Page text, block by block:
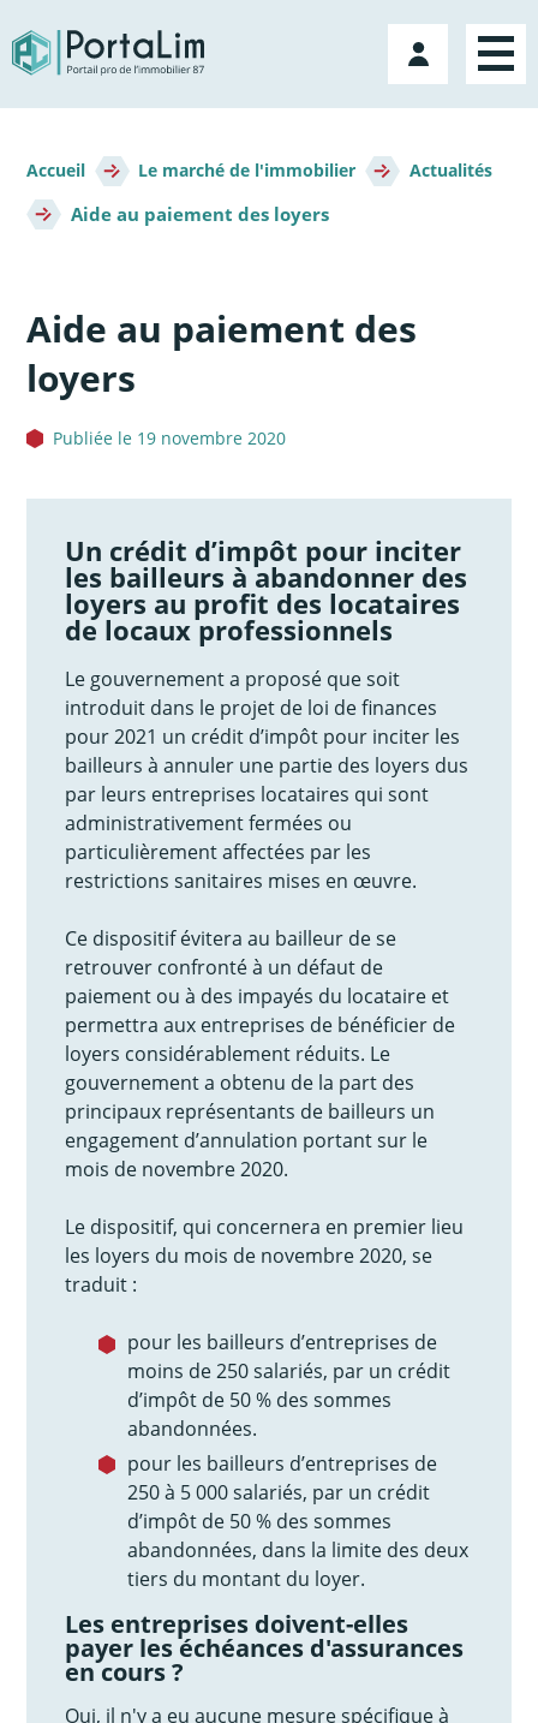
directement
au
contenu
Mon
compte
d'Ariane
Accueil Le marché de l'immobilier Actualités
Aide au paiement des loyers
Aide au paiement des
loyers
Publiée le 19 novembre 2020
Un crédit d’impôt pour inciter
les bailleurs à abandonner des
loyers au profit des locataires
de locaux professionnels
Le gouvernement a proposé que soit
introduit dans le projet de loi de finances
pour 2021 un crédit d’impôt pour inciter les
bailleurs à annuler une partie des loyers dus
par leurs entreprises locataires qui sont
administrativement fermées ou
particulièrement affectées par les
restrictions sanitaires mises en œuvre.
Ce dispositif évitera au bailleur de se
retrouver confronté à un défaut de
paiement ou à des impayés du locataire et
permettra aux entreprises de bénéficier de
loyers considérablement réduits. Le
gouvernement a obtenu de la part des
principaux représentants de bailleurs un
engagement d’annulation portant sur le
mois de novembre 2020.
Le dispositif, qui concernera en premier lieu
les loyers du mois de novembre 2020, se
traduit :
pour les bailleurs d’entreprises de
moins de 250 salariés, par un crédit
d’impôt de 50 % des sommes
abandonnées.
pour les bailleurs d’entreprises de
250 à 5 000 salariés, par un crédit
d’impôt de 50 % des sommes
abandonnées, dans la limite des deux
tiers du montant du loyer.
Les entreprises doivent-elles
payer les échéances d'assurances
en cours ?
Oui, il n'y a eu aucune mesure spécifique à